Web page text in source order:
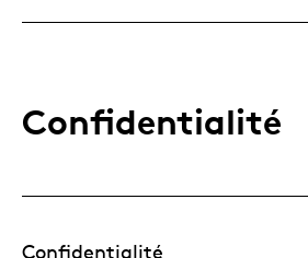
Confidentialité
Confidentialité